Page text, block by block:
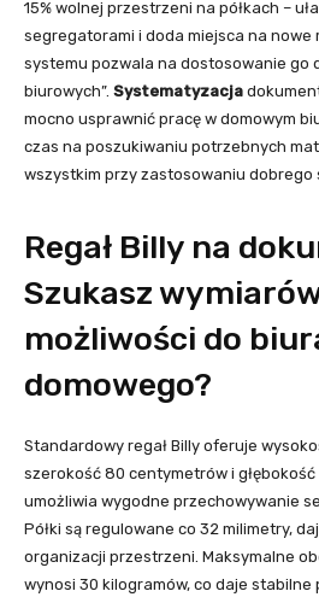
15% wolnej przestrzeni na półkach –
segregatorami i doda miejsca na nowe
systemu pozwala na dostosowanie go
biurowych”. Systematyzacja
mocno usprawnić pracę w domowym
czas na poszukiwaniu potrzebnych
wszystkim przy zastosowaniu dobrego
Regał Billy na
Szukasz
możliwości do
domowego?
Standardowy regał Billy oferuje
szerokość 80 centymetrów i
umożliwia wygodne przechowywanie
Półki są regulowane co 32 milimetry,
organizacji przestrzeni. Maksymalne
wynosi 30 kilogramów, co daje